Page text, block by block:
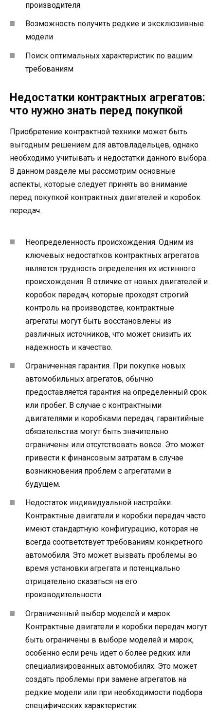
производителя
Возможность получить редкие и эксклюзивные
модели
Поиск оптимальных характеристик по вашим
требованиям
Недостатки контрактных агрегатов:
что нужно знать перед покупкой
Приобретение контрактной техники может быть
выгодным решением для автовладельцев, однако
необходимо учитывать и недостатки данного выбора.
В данном разделе мы рассмотрим основные
аспекты, которые следует принять во внимание
перед покупкой контрактных двигателей и коробок
передач.
Неопределенность происхождения. Одним из
ключевых недостатков контрактных агрегатов
является трудность определения их истинного
происхождения. В отличие от новых двигателей и
коробок передач, которые проходят строгий
контроль на производстве, контрактные
агрегаты могут быть восстановлены из
различных источников, что может снизить их
надежность и качество.
Ограниченная гарантия. При покупке новых
автомобильных агрегатов, обычно
предоставляется гарантия на определенный срок
или пробег. В случае с контрактными
двигателями и коробками передач, гарантийные
обязательства могут быть значительно
ограничены или отсутствовать вовсе. Это может
привести к финансовым затратам в случае
возникновения проблем с агрегатами в
будущем.
Недостаток индивидуальной настройки.
Контрактные двигатели и коробки передач часто
имеют стандартную конфигурацию, которая не
всегда соответствует требованиям конкретного
автомобиля. Это может вызвать проблемы во
время установки агрегата и потенциально
отрицательно сказаться на его
производительности.
Ограниченный выбор моделей и марок.
Контрактные двигатели и коробки передач могут
быть ограничены в выборе моделей и марок,
особенно если речь идет о более редких или
специализированных автомобилях. Это может
создать проблемы при замене агрегатов на
редкие модели или при необходимости подбора
специфических характеристик.